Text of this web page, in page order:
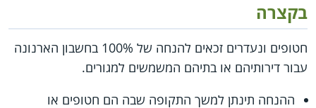
בקצרה
חטופים ונעדרים זכאים להנחה של 100% בחשבון הארנונה
עבור דירותיהם או בתיהם המשמשים למגורים.
ההנחה תינתן למשך התקופה שבה הם חטופים או